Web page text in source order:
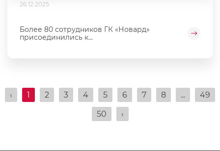
26.12.2025
Более 80 сотрудников ГК «Новард»
присоединились к...
‹ 1 2 3 4 5 6 7 8 ... 49
50 ›